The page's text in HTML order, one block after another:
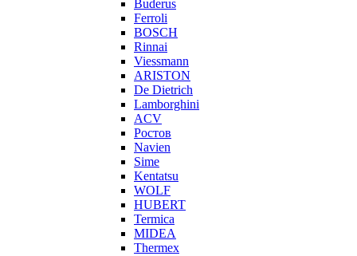
Buderus
Ferroli
BOSCH
Rinnai
Viessmann
ARISTON
De Dietrich
Lamborghini
ACV
Ростов
Navien
Sime
Kentatsu
WOLF
HUBERT
Termica
MIDEA
Thermex